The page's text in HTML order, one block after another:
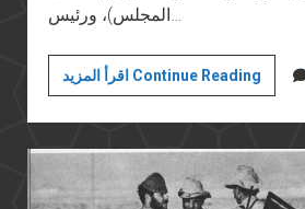
اقرأ المزيد Continue Readingمجلس
الرياسة